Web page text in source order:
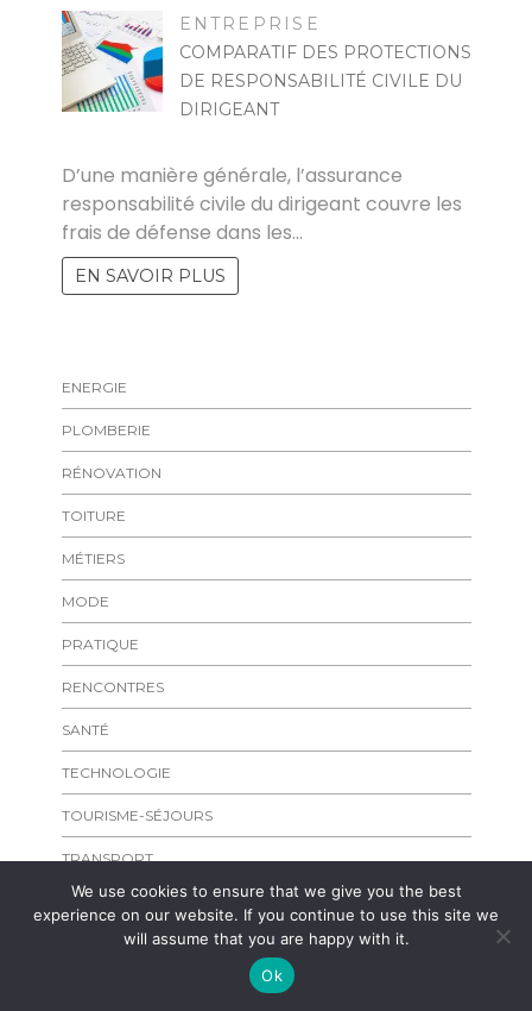
ENTREPRISE
COMPARATIF DES PROTECTIONS
DE RESPONSABILITÉ CIVILE DU
DIRIGEANT
D’une manière générale, l’assurance
responsabilité civile du dirigeant couvre les
frais de défense dans les…
EN SAVOIR PLUS
ENERGIE
PLOMBERIE
RÉNOVATION
TOITURE
MÉTIERS
MODE
PRATIQUE
RENCONTRES
SANTÉ
TECHNOLOGIE
TOURISME-SÉJOURS
TRANSPORT
We use cookies to ensure that we give you the best
experience on our website. If you continue to use this site we
will assume that you are happy with it.
Ok